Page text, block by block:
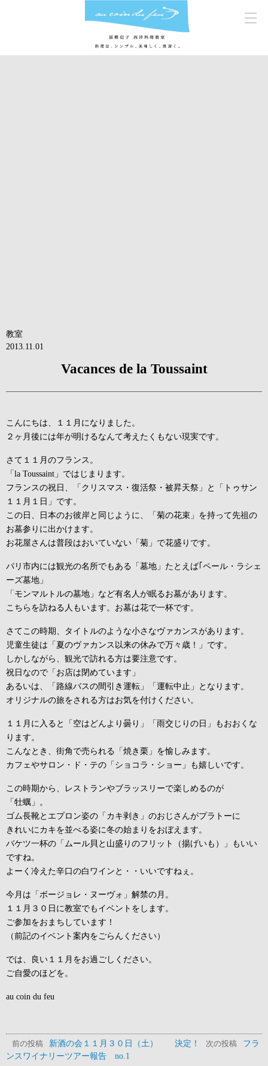
教室
2013.11.01
Vacances de la Toussaint
こんにちは、１１月になりました。
２ヶ月後には年が明けるなんて考えたくもない現実です。
さて１１月のフランス。
「la Toussaint」ではじまります。
フランスの祝日、「クリスマス・復活祭・被昇天祭」と「トゥサン
１１月１日」です。
この日、日本のお彼岸と同じように、「菊の花束」を持って先祖の
お墓参りに出かけます。
お花屋さんは普段はおいていない「菊」で花盛りです。
パリ市内には観光の名所でもある「墓地」たとえば｢ペール・ラシェ
ーズ墓地」
「モンマルトルの墓地」など有名人が眠るお墓があります。
こちらを訪ねる人もいます。お墓は花で一杯です。
さてこの時期、タイトルのような小さなヴァカンスがあります。
児童生徒は「夏のヴァカンス以来の休みで万々歳！」です。
しかしながら、観光で訪れる方は要注意です。
祝日なので「お店は閉めています」
あるいは、「路線バスの間引き運転」「運転中止」となります。
オリジナルの旅をされる方はお気を付けください。
１１月に入ると「空はどんより曇り」「雨交じりの日」もおおくな
ります。
こんなとき、街角で売られる「焼き栗」を愉しみます。
カフェやサロン・ド・テの「ショコラ・ショー」も嬉しいです。
この時期から、レストランやブラッスリーで楽しめるのが
「牡蠣」。
ゴム長靴とエプロン姿の「カキ剥き」のおじさんがプラトーに
きれいにカキを並べる姿に冬の始まりをおぼえます。
バケツ一杯の「ムール貝と山盛りのフリット（揚げいも）」もいい
ですね。
よーく冷えた辛口の白ワインと・・いいですねぇ。
今月は「ボージョレ・ヌーヴォ」解禁の月。
１１月３０日に教室でもイベントをします。
ご参加をおまちしています！
（前記のイベント案内をごらんください）
では、良い１１月をお過ごしください。
ご自愛のほどを。
au coin du feu
前の投稿 新酒の会１１月３０日（土） 決定！ 次の投稿
フラ
ンスワイナリーツアー報告 no.1